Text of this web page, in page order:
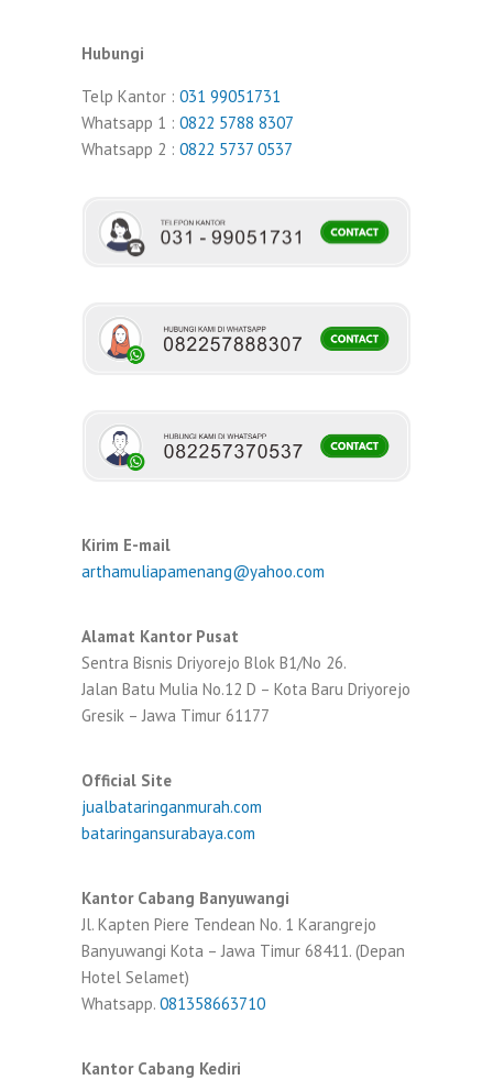
Hubungi
Telp Kantor : 031 99051731
Whatsapp 1 : 0822 5788 8307
Whatsapp 2 : 0822 5737 0537
Kirim E-mail
arthamuliapamenang@yahoo.com
Alamat Kantor Pusat
Sentra Bisnis Driyorejo Blok B1/No 26.
Jalan Batu Mulia No.12 D – Kota Baru Driyorejo
Gresik – Jawa Timur 61177
Official Site
jualbataringanmurah.com
bataringansurabaya.com
Kantor Cabang Banyuwangi
Jl. Kapten Piere Tendean No. 1 Karangrejo
Banyuwangi Kota – Jawa Timur 68411. (Depan
Hotel Selamet)
Whatsapp. 081358663710
Kantor Cabang Kediri